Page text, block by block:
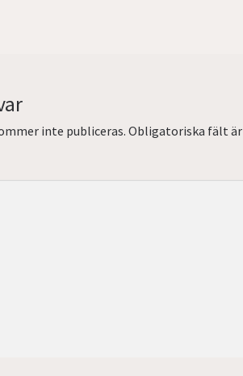
inte publiceras. Obligatoriska fält